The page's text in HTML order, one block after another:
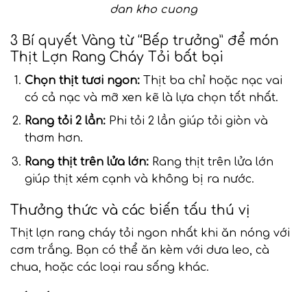
dan kho cuong
3 Bí quyết Vàng từ “Bếp trưởng” để món
Thịt Lợn Rang Cháy Tỏi bất bại
Chọn thịt tươi ngon:Thịt ba chỉ hoặc nạc vai
có cả nạc và mỡ xen kẽ là lựa chọn tốt nhất.
Rang tỏi 2 lần:Phi tỏi 2 lần giúp tỏi giòn và
thơm hơn.
Rang thịt trên lửa lớn:Rang thịt trên lửa lớn
giúp thịt xém cạnh và không bị ra nước.
Thưởng thức và các biến tấu thú vị
Thịt lợn rang cháy tỏi ngon nhất khi ăn nóng với
cơm trắng. Bạn có thể ăn kèm với dưa leo, cà
chua, hoặc các loại rau sống khác.